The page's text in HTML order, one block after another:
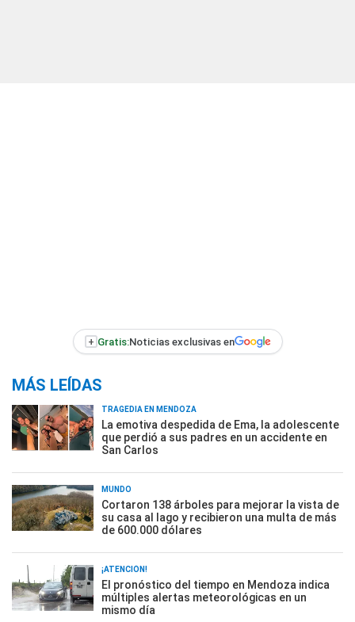
+ Gratis:Noticias exclusivas en
MÁS LEÍDAS
TRAGEDIA EN MENDOZA
La emotiva despedida de Ema, la adolescente
que perdió a sus padres en un accidente en
San Carlos
MUNDO
Cortaron 138 árboles para mejorar la vista de
su casa al lago y recibieron una multa de más
de 600.000 dólares
¡ATENCIÓN!
El pronóstico del tiempo en Mendoza indica
múltiples alertas meteorológicas en un
mismo día